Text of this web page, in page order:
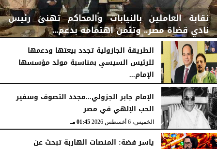
نقابة العاملين بالنيابات والمحاكم تهنئ رئيس
نادي قضاة مصر.. وتثمن اهتمامه بدعم...
الخميس، 6 أغسطس 2026 06:22 مـ
الطريقة الجازولية تجدد بيعتها ودعمها
للرئيس السيسي بمناسبة مولد مؤسسها
الإمام...
الخميس، 6 أغسطس 2026
الإمام جابر الجزولي...مجدد التصوف وسفير
الحب الإلهي في مصر
الخميس، 6 أغسطس 2026 01:45 مـ
ياسر فضة: المنصات الهاربة تبحث عن